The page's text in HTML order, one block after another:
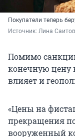
Покупатели теперь
Источник: Лина
Помимо
конечную цену
влияет и
«Цены на
прекращения
вооруженный